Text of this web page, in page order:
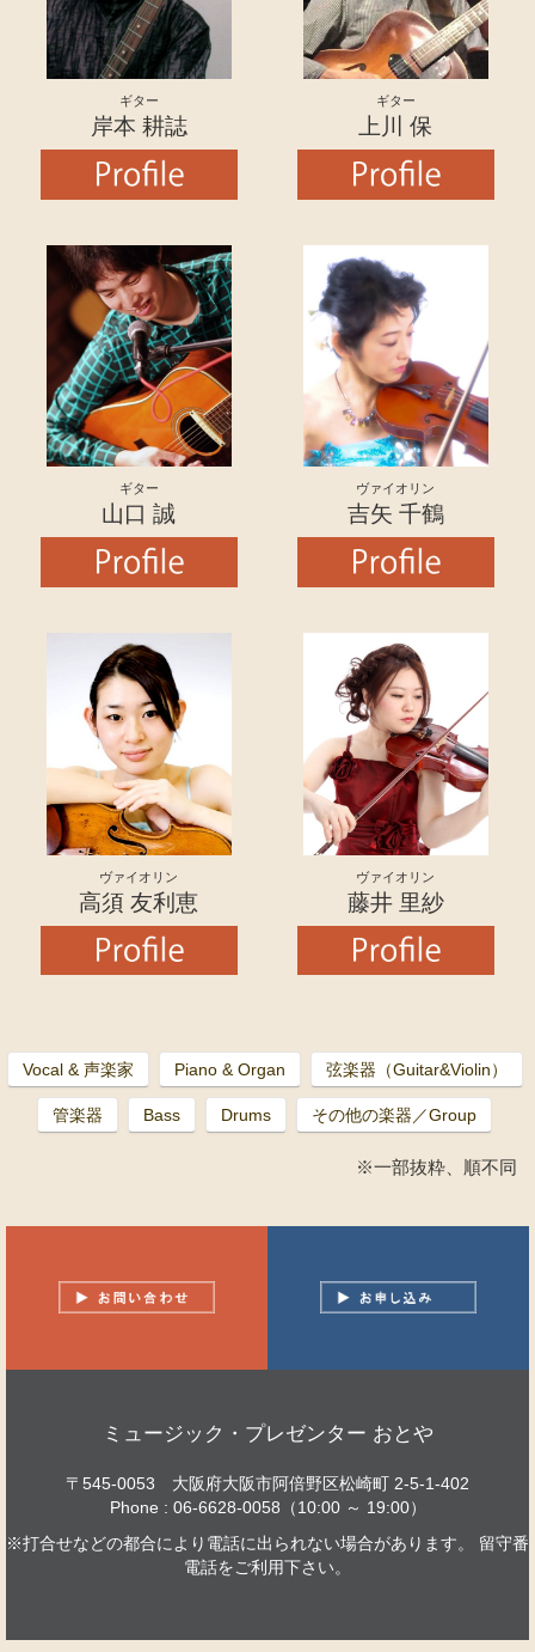
ギター
岸本 耕誌
ギター
上川 保
ギター
山口 誠
ヴァイオリン
吉矢 千鶴
ヴァイオリン
高須 友利恵
ヴァイオリン
藤井 里紗
Vocal & 声楽家 Piano & Organ 弦楽器（Guitar&Violin）
管楽器 Bass Drums その他の楽器／Group
※一部抜粋、順不同
ミュージック・プレゼンター おとや
〒545-0053 大阪府大阪市阿倍野区松崎町 2-5-1-402
Phone : 06-6628-0058（10:00 ～ 19:00）
※打合せなどの都合により電話に出られない場合があります。 留守番
電話をご利用下さい。